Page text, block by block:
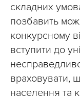
складних
позбавить
конкурсному
вступити до
враховувати,
населення та